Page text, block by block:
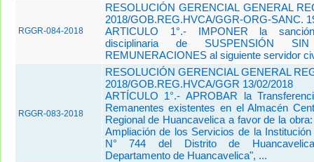
RGGR-084-2018
RESOLUCIÓN GERENCIAL GENERAL
2018/GOB.REG.HVCA/GGR-ORG-SANC.
ARTICULO 1°.- IMPONER la
disciplinaria de SUSPENSIÓN
REMUNERACIONES al siguiente servidor
RGGR-083-2018
RESOLUCIÓN GERENCIAL GENERAL
2018/GOB.REG.HVCA/GGR 13/02/2018
ARTÍCULO 1°.- APROBAR la
Remanentes existentes en el Almacén
Regional de Huancavelica a favor de la
Ampliación de los Servicios de la
N° 744 del Distrito de
Departamento de Huancavelica", ...